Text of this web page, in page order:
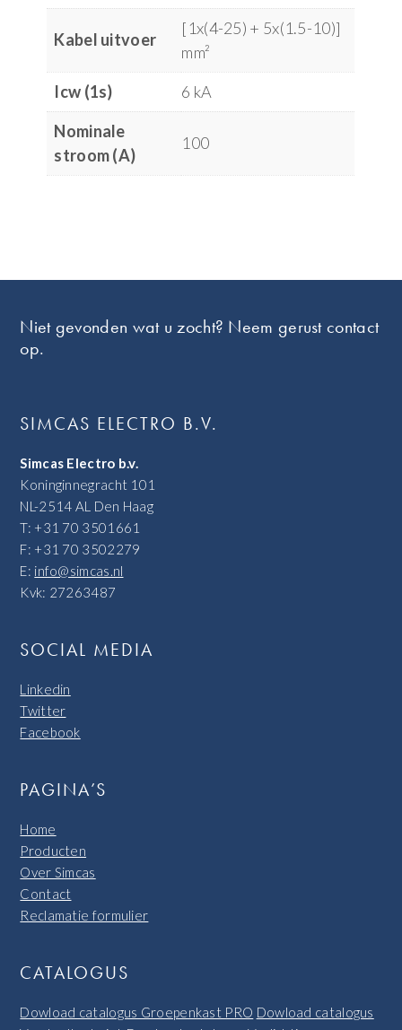
Kabel uitvoer
[1x(4-25) + 5x(1.5-10)]
mm²
Icw (1s)
6 kA
Nominale
stroom (A)
100
Niet gevonden wat u zocht? Neem gerust contact
op.
SIMCAS ELECTRO B.V.
Simcas Electro b.v.
Koninginnegracht 101
NL-2514 AL Den Haag
T: +31 70 3501661
F: +31 70 3502279
E: info@simcas.nl
Kvk: 27263487
SOCIAL MEDIA
Linkedin
Twitter
Facebook
PAGINA’S
Home
Producten
Over Simcas
Contact
Reclamatie formulier
CATALOGUS
Dowload catalogus Groepenkast PRO Dowload catalogus